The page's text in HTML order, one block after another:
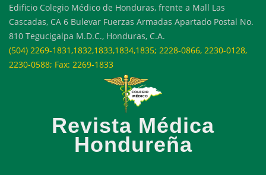
Edificio Colegio Médico de Honduras, frente a Mall Las
Cascadas, CA 6 Bulevar Fuerzas Armadas Apartado Postal No.
810 Tegucigalpa M.D.C., Honduras, C.A.
(504) 2269-1831,1832,1833,1834,1835; 2228-0866, 2230-0128,
2230-0588; Fax: 2269-1833
Revista Médica
Hondureña